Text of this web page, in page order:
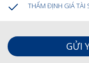
THẨM ĐỊNH GIÁ TÀI
GỬI